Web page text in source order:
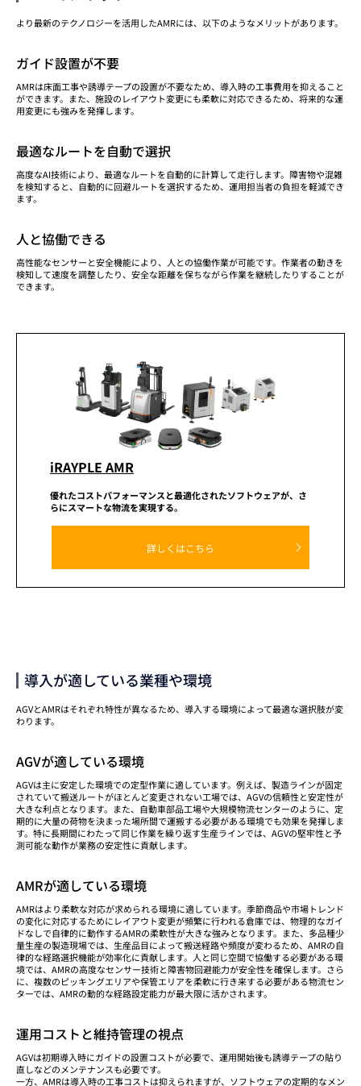
より最新のテクノロジーを活用したAMRには、以下のようなメリットがあります。
ガイド設置が不要
AMRは床面工事や誘導テープの設置が不要なため、導入時の工事費用を抑えること
ができます。また、施設のレイアウト変更にも柔軟に対応できるため、将来的な運
用変更にも強みを発揮します。
最適なルートを自動で選択
高度なAI技術により、最適なルートを自動的に計算して走行します。障害物や混雑
を検知すると、自動的に回避ルートを選択するため、運用担当者の負担を軽減でき
ます。
人と協働できる
高性能なセンサーと安全機能により、人との協働作業が可能です。作業者の動きを
検知して速度を調整したり、安全な距離を保ちながら作業を継続したりすることが
できます。
iRAYPLE AMR
優れたコストパフォーマンスと最適化されたソフトウェアが、 さ
らにスマートな物流を実現する。
詳しくはこちら
導入が適している業種や環境
AGVとAMRはそれぞれ特性が異なるため、導入する環境によって最適な選択肢が変
わります。
AGVが適している環境
AGVは主に安定した環境での定型作業に適しています。例えば、製造ラインが固定
されていて搬送ルートがほとんど変更されない工場では、AGVの信頼性と安定性が
大きな利点となります。また、自動車部品工場や大規模物流センターのように、定
期的に大量の荷物を決まった場所間で運搬する必要がある環境でも効果を発揮しま
す。特に長期間にわたって同じ作業を繰り返す生産ラインでは、AGVの堅牢性と予
測可能な動作が業務の安定性に貢献します。
AMRが適している環境
AMRはより柔軟な対応が求められる環境に適しています。季節商品や市場トレンド
の変化に対応するためにレイアウト変更が頻繁に行われる倉庫では、物理的なガイ
ドなしで自律的に動作するAMRの柔軟性が大きな強みとなります。また、多品種少
量生産の製造現場では、生産品目によって搬送経路や頻度が変わるため、AMRの自
律的な経路選択機能が効率化に貢献します。人と同じ空間で協働する必要がある環
境では、AMRの高度なセンサー技術と障害物回避能力が安全性を確保します。さら
に、複数のピッキングエリアや保管エリアを柔軟に行き来する必要がある物流セン
ターでは、AMRの動的な経路設定能力が最大限に活かされます。
運用コストと維持管理の視点
AGVは初期導入時にガイドの設置コストが必要で、運用開始後も誘導テープの貼り
直しなどのメンテナンスも必要です。
一方、AMRは導入時の工事コストは抑えられますが、ソフトウェアの定期的なメン